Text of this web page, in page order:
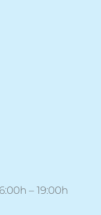
– 19:00h